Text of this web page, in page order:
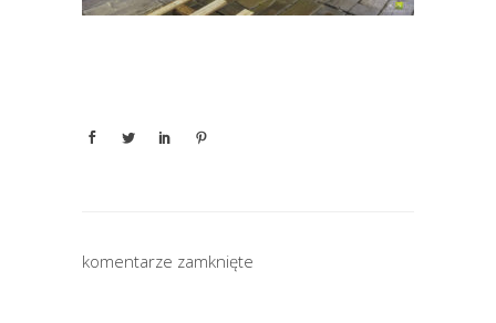
komentarze zamknięte